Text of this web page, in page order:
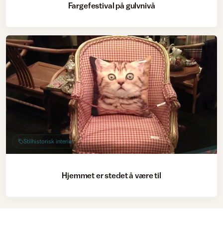
Fargefestival på gulvnivå
Stilhistorisk interiør
Hjemmet er stedet å være til